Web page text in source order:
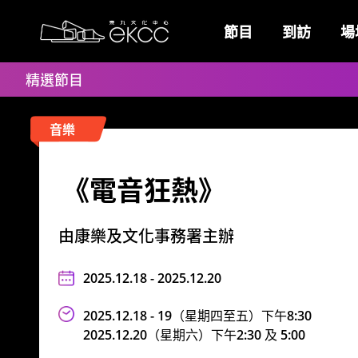
content
頂
頁
節目 到訪
精選節目
音樂
《電音狂熱》
由康樂及文化事務署主辦
2025.12.18 - 2025.12.20
2025.12.18 - 19 （星期四至五） 下午8:30
2025.12.20 （星期六） 下午2:30 及 5:00